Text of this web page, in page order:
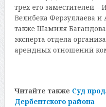
трех его заместителей
Велибека Ферзуллаева и
также Шамиля
эксперта отдела
арендных отношений
Читайте также Суд
Дербентского района